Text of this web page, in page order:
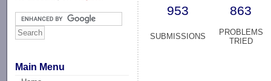
Main Menu
953 863
SUBMISSIONS
PROBLEMS
TRIED